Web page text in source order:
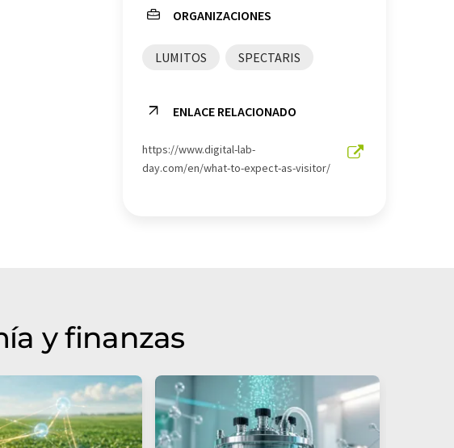
software de digitalización
ORGANIZACIONES
LUMITOS SPECTARIS
ENLACE RELACIONADO
https://www.digital-lab-
day.com/en/what-to-expect-as-visitor/
y finanzas